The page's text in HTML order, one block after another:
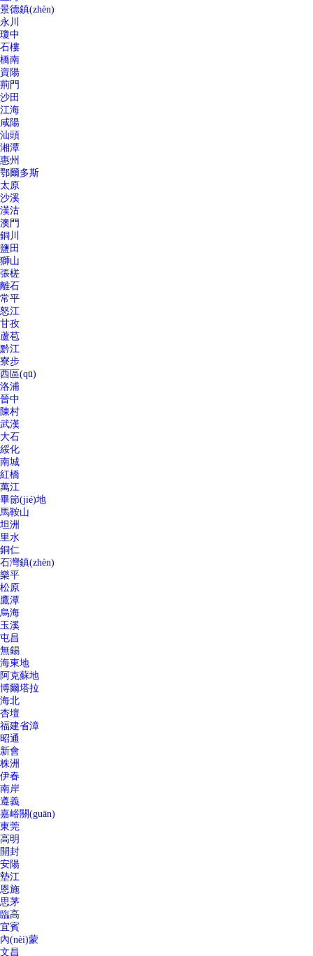
景德鎮(zhèn)
永川
瓊中
石樓
橋南
資陽
荊門
沙田
江海
咸陽
汕頭
湘潭
惠州
鄂爾多斯
太原
沙溪
漢沽
澳門
銅川
鹽田
獅山
張槎
離石
常平
怒江
甘孜
蘆苞
黔江
寮步
西區(qū)
洛浦
晉中
陳村
武漢
大石
綏化
南城
紅橋
萬江
畢節(jié)地
馬鞍山
坦洲
里水
銅仁
石灣鎮(zhèn)
樂平
松原
鷹潭
烏海
玉溪
屯昌
無錫
海東地
阿克蘇地
博爾塔拉
海北
杏壇
福建省漳
昭通
新會
株洲
伊春
南岸
遵義
嘉峪關(guān)
東莞
高明
開封
安陽
墊江
恩施
思茅
臨高
宜賓
內(nèi)蒙
文昌